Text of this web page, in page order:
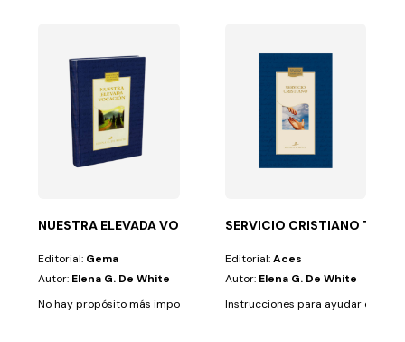
de, con la bendición de Dios, revitalizar el...
NUESTRA ELEVADA VOCACIÓN T/D AZUL
Editorial: Gema
Autor: Elena G. De White
No hay propósito más importante para el creyente que nutrirse con las
SERVICIO CRISTIANO T/D
Editorial:Aces
Autor: Elena G. De White
Instrucciones para ayudar